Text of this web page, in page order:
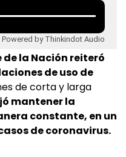
Powered by Thinkindot Audio
la Nación reiteró
de uso de
de corta y larga
mantener la
constante, en un
de coronavirus.